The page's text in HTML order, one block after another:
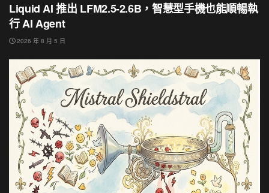
Liquid AI 推出 LFM2.5-2.6B，智慧型手機也能順暢執
行 AI Agent
2026 年 8 月 5 日